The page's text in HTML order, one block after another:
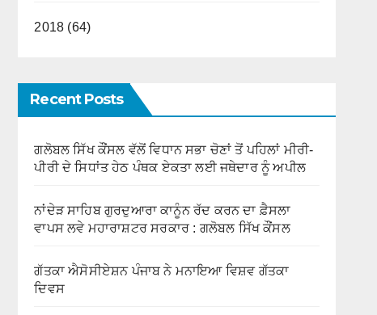
2018 (64)
Recent Posts
ਗਲੋਬਲ ਸਿੱਖ ਕੌਂਸਲ ਵੱਲੋਂ ਵਿਧਾਨ ਸਭਾ ਚੋਣਾਂ ਤੋਂ ਪਹਿਲਾਂ ਮੀਰੀ-
ਪੀਰੀ ਦੇ ਸਿਧਾਂਤ ਹੇਠ ਪੰਥਕ ਏਕਤਾ ਲਈ ਜਥੇਦਾਰ ਨੂੰ ਅਪੀਲ
ਨਾਂਦੇੜ ਸਾਹਿਬ ਗੁਰਦੁਆਰਾ ਕਾਨੂੰਨ ਰੱਦ ਕਰਨ ਦਾ ਫ਼ੈਸਲਾ
ਵਾਪਸ ਲਵੇ ਮਹਾਰਾਸ਼ਟਰ ਸਰਕਾਰ : ਗਲੋਬਲ ਸਿੱਖ ਕੌਂਸਲ
ਗੱਤਕਾ ਐਸੋਸੀਏਸ਼ਨ ਪੰਜਾਬ ਨੇ ਮਨਾਇਆ ਵਿਸ਼ਵ ਗੱਤਕਾ
ਦਿਵਸ